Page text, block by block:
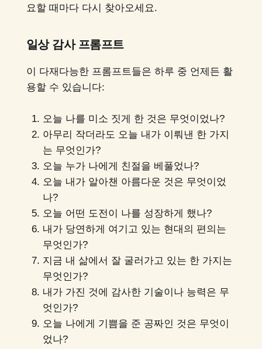
요할 때마다 다시 찾아오세요.
일상 감사 프롬프트
이 다재다능한 프롬프트들은 하루 중 언제든 활
용할 수 있습니다:
오늘 나를 미소 짓게 한 것은 무엇이었나?
아무리 작더라도 오늘 내가 이뤄낸 한 가지
는 무엇인가?
오늘 누가 나에게 친절을 베풀었나?
오늘 내가 알아챈 아름다운 것은 무엇이었
나?
오늘 어떤 도전이 나를 성장하게 했나?
내가 당연하게 여기고 있는 현대의 편의는
무엇인가?
지금 내 삶에서 잘 굴러가고 있는 한 가지는
무엇인가?
내가 가진 것에 감사한 기술이나 능력은 무
엇인가?
오늘 나에게 기쁨을 준 공짜인 것은 무엇이
었나?